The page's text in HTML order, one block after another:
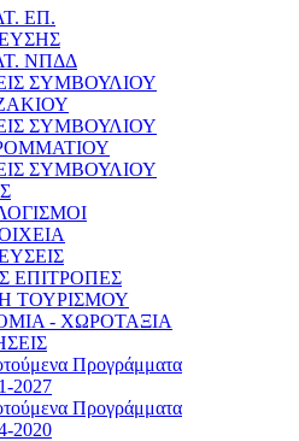
ΕΠ.
ΝΠΔΔ
ΣΥΜΒΟΥΛΙΟΥ
ΣΥΜΒΟΥΛΙΟΥ
ΣΥΜΒΟΥΛΙΟΥ
ΕΠΙΤΡΟΠΕΣ
ΤΟΥΡΙΣΜΟΥ
- ΧΩΡΟΤΑΞΙΑ
Προγράμματα
2027
Προγράμματα
2020